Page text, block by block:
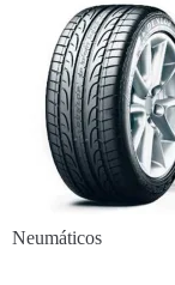
Neumáticos